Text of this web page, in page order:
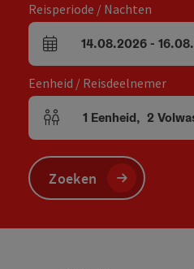
Reisperiode / Nachten
Velden voor aankomst en
14.08.2026-
Eenheid / Reisdeelnemer
Aantal eenheden en
1 Eenheid, 2
Zoeken